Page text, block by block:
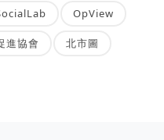
OpView
進協會 北市圖